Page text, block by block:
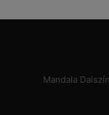
Mandala